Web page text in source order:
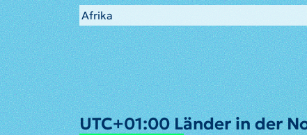
Afrika
UTC+01:00 Länder in der